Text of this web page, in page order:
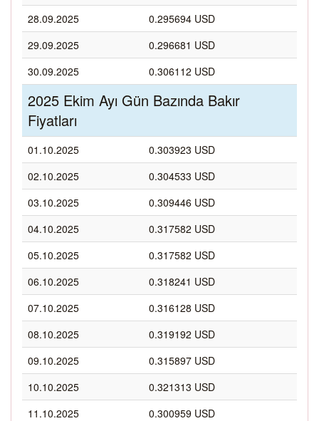
28.09.2025
0.295694 USD
29.09.2025
0.296681 USD
30.09.2025
0.306112 USD
2025 Ekim Ayı Gün Bazında Bakır
Fiyatları
01.10.2025
0.303923 USD
02.10.2025
0.304533 USD
03.10.2025
0.309446 USD
04.10.2025
0.317582 USD
05.10.2025
0.317582 USD
06.10.2025
0.318241 USD
07.10.2025
0.316128 USD
08.10.2025
0.319192 USD
09.10.2025
0.315897 USD
10.10.2025
0.321313 USD
11.10.2025
0.300959 USD